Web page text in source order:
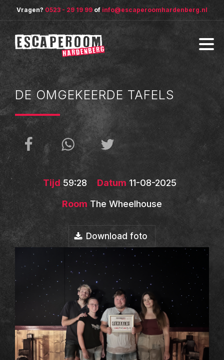
Vragen? 0523 - 29 19 99 of info@escaperoomhardenberg.nl
DE OMGEKEERDE TAFELS
Tijd 59:28 Datum 11-08-2025
Room The Wheelhouse
Download foto